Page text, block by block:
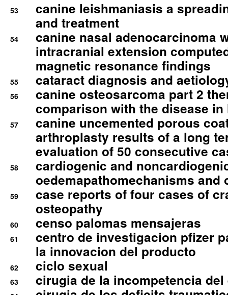
53
canine leishmaniasis a
and treatment
54
canine nasal adenocarcinoma
intracranial extension
magnetic resonance findings
55 cataract diagnosis and
56
canine osteosarcoma part 2
comparison with the disease in
57
canine uncemented porous
arthroplasty results of a long
evaluation of 50 consecutive
58
cardiogenic and
oedemapathomechanisms and
59
case reports of four cases of
osteopathy
60 censo palomas mensajeras
61
centro de investigacion pfizer
la innovacion del producto
62 ciclo sexual
63 cirugia de la incompetencia